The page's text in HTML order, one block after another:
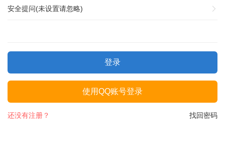
安全提问(未设置请忽略)
登录
使用QQ账号登录
找回密码
还没有注册？